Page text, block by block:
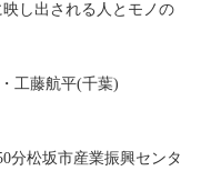
し出される人とモノの
工藤航平(千葉)
分松坂市産業振興センタ